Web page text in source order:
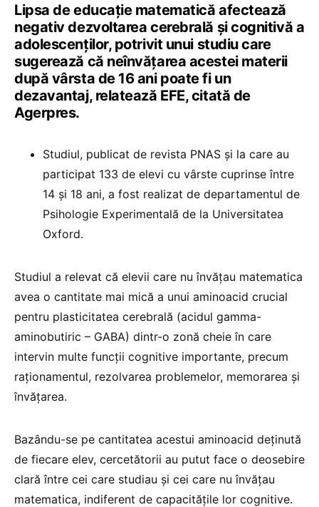
Lipsa de educaţie matematică afectează
negativ dezvoltarea cerebrală şi cognitivă a
adolescenţilor, potrivit unui studiu care
sugerează că neînvăţarea acestei materii
după vârsta de 16 ani poate fi un
dezavantaj, relatează EFE, citată de
Agerpres.
Studiul, publicat de revista PNAS şi la care au
participat 133 de elevi cu vârste cuprinse între
14 şi 18 ani, a fost realizat de departamentul de
Psihologie Experimentală de la Universitatea
Oxford.
Studiul a relevat că elevii care nu învăţau matematica
avea o cantitate mai mică a unui aminoacid crucial
pentru plasticitatea cerebrală (acidul gamma-
aminobutiric – GABA) dintr-o zonă cheie în care
intervin multe funcţii cognitive importante, precum
raţionamentul, rezolvarea problemelor, memorarea şi
învăţarea.
Bazându-se pe cantitatea acestui aminoacid deţinută
de fiecare elev, cercetătorii au putut face o deosebire
clară între cei care studiau şi cei care nu învăţau
matematica, indiferent de capacităţile lor cognitive.